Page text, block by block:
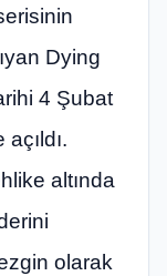
Dying
4 Şubat
altında
olarak